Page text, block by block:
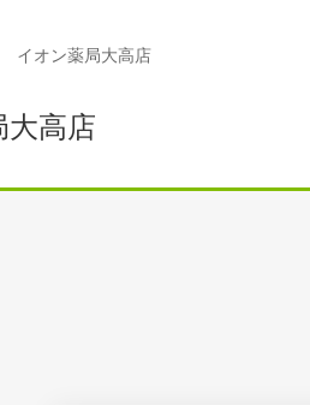
イオン薬局大高店
大高店